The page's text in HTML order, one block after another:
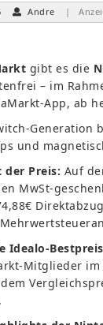
Andre |
gibt es die
– im
App, ab
Generation
und
der Preis: Auf
MwSt-
Idealo-
Mitglieder im